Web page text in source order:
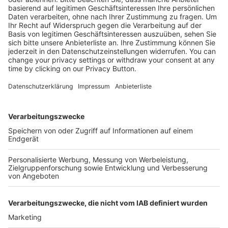
Mehr Infos
Kostenlose Rücksendung bis zu 14 Tage nach
Bestelleingang (innerhalb Deutschlands).
Versandkosten.
Der Bestellprozess ist mit Hilfe eines SSL-
SERVICE HOTLINE
SHOP SERVICE